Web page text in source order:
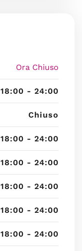
Ora Chiuso
18:00 - 24:00
Chiuso
18:00 - 24:00
18:00 - 24:00
18:00 - 24:00
18:00 - 24:00
18:00 - 24:00